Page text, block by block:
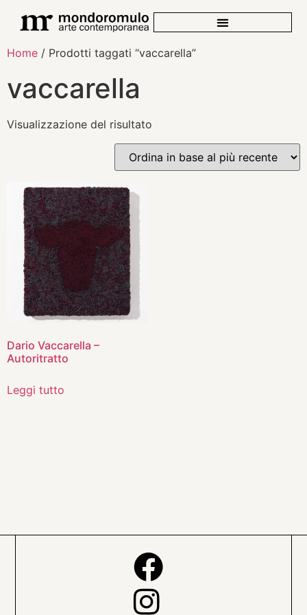
Home / Prodotti taggati “vaccarella”
vaccarella
Visualizzazione del risultato
Dario Vaccarella –
Autoritratto
Leggi tutto